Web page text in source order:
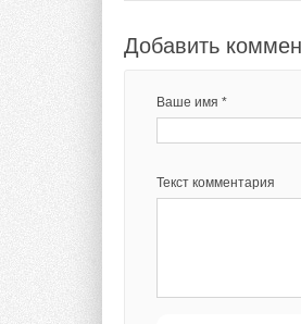
Добавить
Ваше имя *
Текст комментария